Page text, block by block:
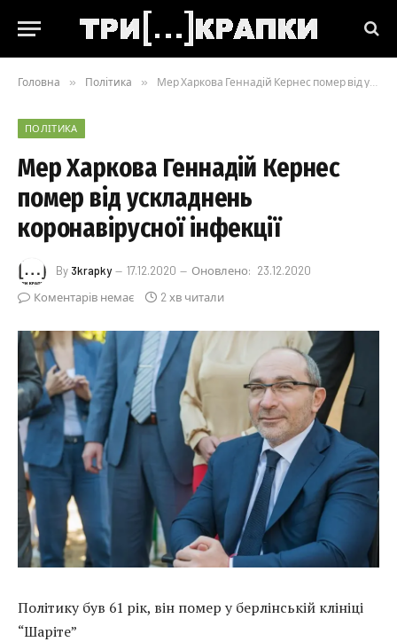
Головна » Політика » Мер Харкова Геннадій Кернес помер від ускладнень коронавірусної інфекції
ПОЛІТИКА
Мер Харкова Геннадій Кернес
помер від ускладнень
коронавірусної інфекції
By 3krapky 17.12.2020 Оновлено: 23.12.2020
Коментарів немає
2 хв читали
Політику був 61 рік, він помер у берлінській клініці
“Шаріте”